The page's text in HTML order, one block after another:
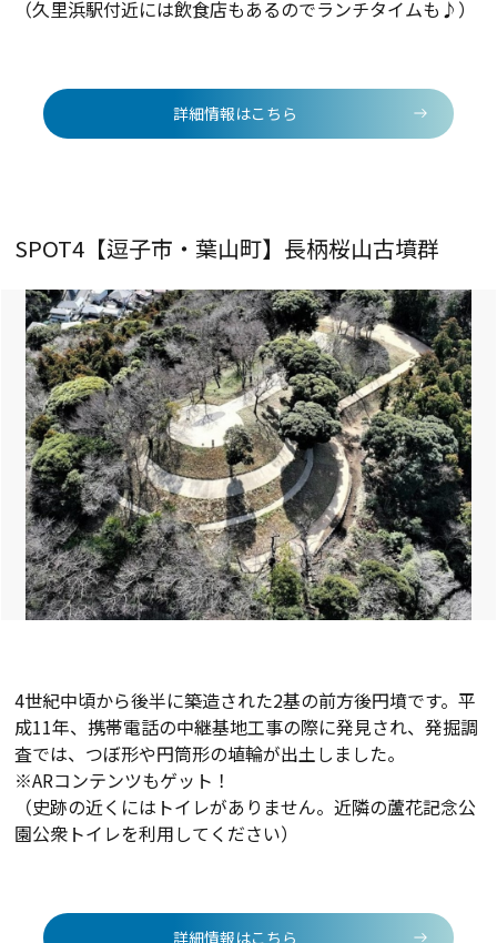
（久里浜駅付近には飲食店もあるのでランチタイムも♪）
詳細情報はこちら
SPOT4【逗子市・葉山町】長柄桜山古墳群
4世紀中頃から後半に築造された2基の前方後円墳です。平
成11年、携帯電話の中継基地工事の際に発見され、発掘調
査では、つぼ形や円筒形の埴輪が出土しました。
※ARコンテンツもゲット！
（史跡の近くにはトイレがありません。近隣の蘆花記念公
園公衆トイレを利用してください）
詳細情報はこちら